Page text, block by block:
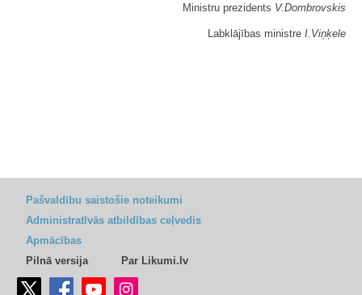
Ministru prezidents V.Dombrovskis
Labklājības ministre I.Viņķele
Pašvaldību saistošie noteikumi
Administratīvās atbildības ceļvedis
Apmācības
Pilnā versija
Par Likumi.lv